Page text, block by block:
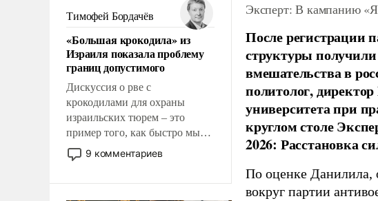
налогоплательщиков и где
Еревану за свои поступки не
нужно отвечать.
Тимофей Бордачёв
«Большая крокодила» из
Израиля показала проблему
границ допустимого
Дискуссия о рве с
крокодилами для охраны
израильских тюрем – это
пример того, как быстро мы
двигаемся по пути
революционных изменений.
9 комментариев
Эксперт: В кампанию
После регистрации
структуры
вмешательства в
политолог,
университета при
круглом столе
2026: Расстановка
По оценке Данилила,
вокруг партии